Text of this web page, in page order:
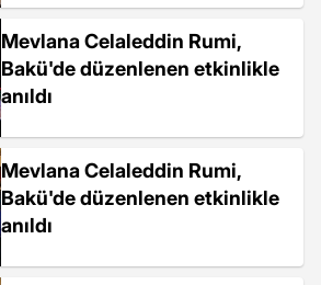
Mevlana Celaleddin Rumi,
Bakü'de düzenlenen etkinlikle
anıldı
Mevlana Celaleddin Rumi,
Bakü'de düzenlenen etkinlikle
anıldı